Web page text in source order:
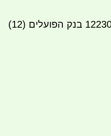
העברה בנקאית לחשבון 12230 בנק הפועלים (12)